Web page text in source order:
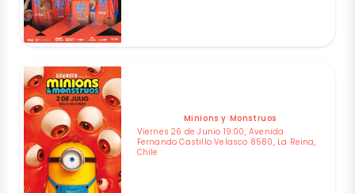
Minions y Monstruos
Viernes 26 de Junio 19:00, Avenida
Fernando Castillo Velasco 8580, La Reina,
Chile